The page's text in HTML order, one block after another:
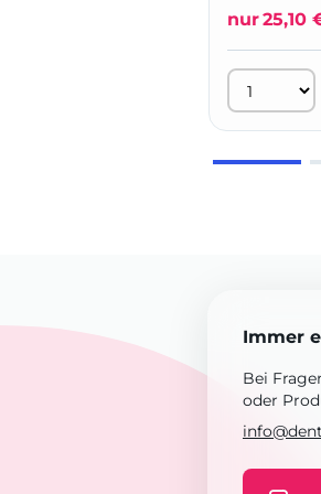
nur25,10
Immer
Bei
oder